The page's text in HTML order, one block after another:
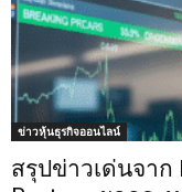
ข่าวหุ้นธุรกิจออนไลน์
สรุปข่าวเด่นจาก